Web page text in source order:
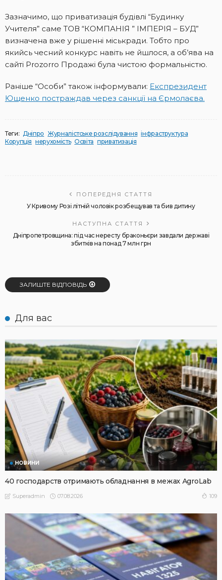
Зазначимо, що приватизація будівлі “Будинку
Учителя” саме ТОВ “КОМПАНІЯ ” ІМПЕРІЯ – БУД”
визначена вже у рішенні міськради. Тобто про
якийсь чесний конкурс навіть не йшлося, а об’ява на
сайті Prozorro Продажі була чистою формальністю.
Раніше “Особи” також інформували: Експрезидент
Ющенко постраждав через санкції на Єрмолаєва.
Теги: Дніпро Журналістське розслідування інфраструктура
Корупція нерухомість Освіта приватизація
ПОПЕРЕДНЯ СТАТТЯ
У Кривому Розі літній чоловік розбещував та бив дитину
НАСТУПНА СТАТТЯ
Дніпропетровщина: під час нересту браконьєри завдали державі
збитків на понад 7 млн грн
ЗАЛИШТЕ ВІДПОВІДЬ
Для вас
НОВИНИ
40 господарств отримають обладнання в межах AgroLab
Superadmin 07.08.2026 109